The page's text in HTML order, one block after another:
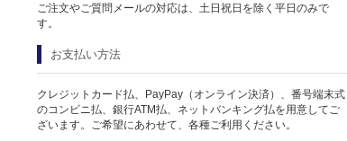
ご注文やご質問メールの対応は、土日祝日を除く平日のみで
す。
お支払い方法
クレジットカード払、PayPay（オンライン決済）、番号端末式
のコンビニ払、銀行ATM払、ネットバンキング払を用意してご
ざいます。ご希望にあわせて、各種ご利用ください。